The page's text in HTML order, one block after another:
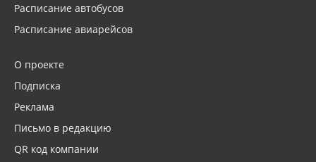
Расписание автобусов
Расписание авиарейсов
О проекте
Подписка
Реклама
Письмо в редакцию
QR код компании